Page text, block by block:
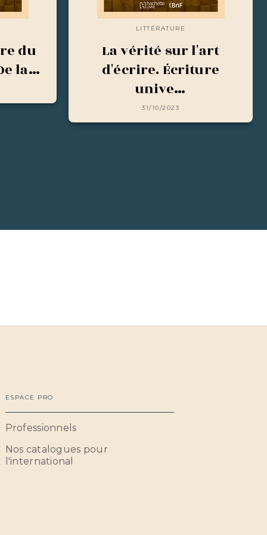
du
la…
LITTÉRATURE
La vérité sur l'art
d'écrire. Écriture
unive…
31/10/2023
ESPACE PRO
Professionnels
Nos catalogues pour
l'international